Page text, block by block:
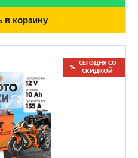
в корзину
СЕГОДНЯ СО
СКИДКОЙ